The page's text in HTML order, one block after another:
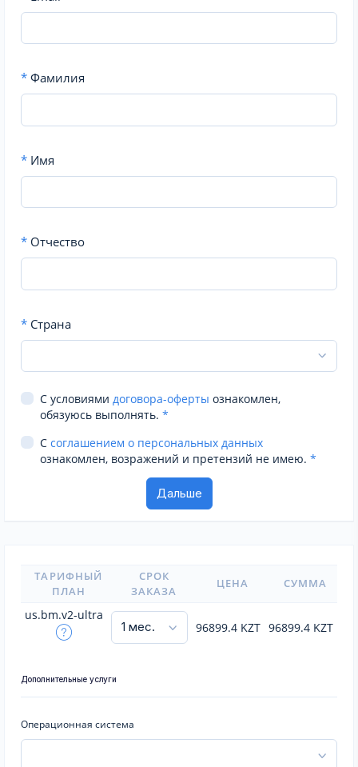
* Фамилия
* Имя
* Отчество
* Страна
С условиями договора-оферты ознакомлен,
обязуюсь выполнять. *
С соглашением о персональных данных
ознакомлен, возражений и претензий не имею. *
ТАРИФНЫЙ
ПЛАН
СРОК
ЗАКАЗА
ЦЕНА СУММА
us.bm.v2-ultra
96899.4 KZT 96899.4 KZT
Дополнительные услуги
Операционная система